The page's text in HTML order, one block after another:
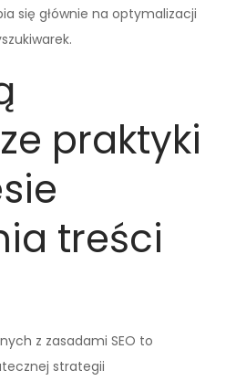
się głównie na optymalizacji
praktyki
treści
z zasadami SEO to
strategii